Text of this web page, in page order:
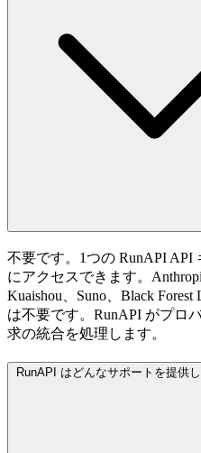
不要です。1つの RunAPI API
にアクセスできます。
Kuaishou、Suno、Black
は不要です。RunAPI がプロ
求の統合を処理します。
RunAPI はどんなサポートを提供